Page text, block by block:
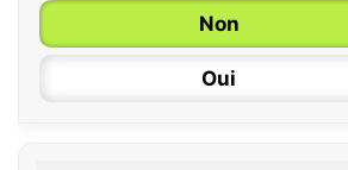
6 / 12 mois
12 / 18 mois
Non
Oui